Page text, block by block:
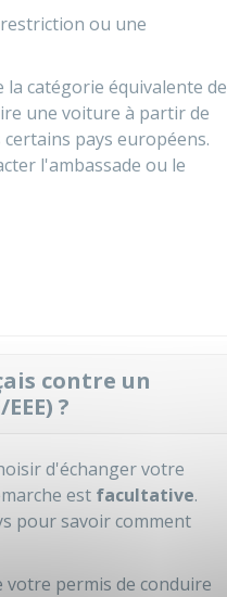
ou une
catégorie équivalente de
une voiture à partir de
pays européens.
l'ambassade ou le
contre un
?
d'échanger votre
est facultative.
pour savoir comment
votre permis de conduire